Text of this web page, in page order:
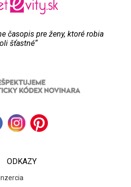
časopis pre ženy, ktoré robia
šťastné“
ODKAZY
Inzercia